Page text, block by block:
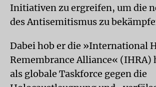
Initiativen zu ergreifen, um die
des Antisemitismus zu
Dabei hob er die »International
Remembrance Alliance« (IHRA)
als globale Taskforce gegen die